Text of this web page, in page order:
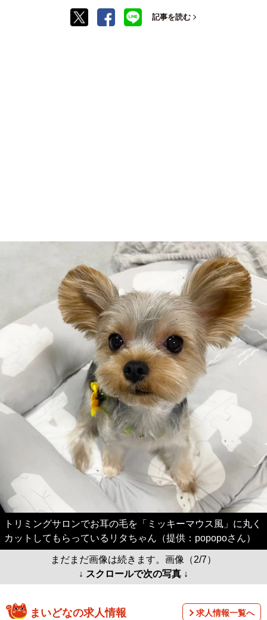
記事を読む
トリミングサロンでお耳の毛を「ミッキーマウス風」に丸く
カットしてもらっているリタちゃん（提供：popopoさん）
まだまだ画像は続きます。画像（2/7）
↓ スクロールで次の写真 ↓
まいどなの求人情報 求人情報一覧へ